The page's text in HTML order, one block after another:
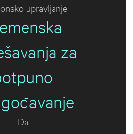
upravljanje
za
Da